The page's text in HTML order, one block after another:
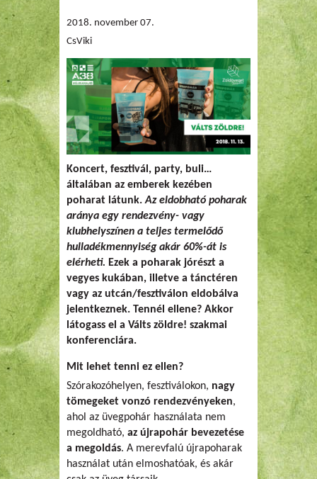
2018. november 07.
CsViki
Koncert, fesztivál, party, buli…
általában az emberek kezében
poharat látunk.Az eldobható poharak
aránya egy rendezvény- vagy
klubhelyszínen a teljes termelődő
hulladékmennyiség akár 60%-át is
elérheti. Ezek a poharak jórészt a
vegyes kukában, illetve a tánctéren
vagy az utcán/fesztiválon eldobálva
jelentkeznek. Tennél ellene? Akkor
látogass el a Válts zöldre! szakmai
konferenciára.
Mit lehet tenni ez ellen?
Szórakozóhelyen, fesztiválokon, nagy
tömegeket vonzó rendezvényeken,
ahol az üvegpohár használata nem
megoldható, az újrapohár bevezetése
a megoldás. A merevfalú újrapoharak
használat után elmoshatóak, és akár